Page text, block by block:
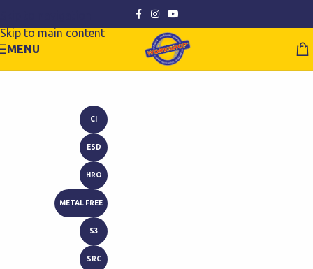
Skip to main content
MENU
CI
ESD
HRO
METAL FREE
S3
SRC